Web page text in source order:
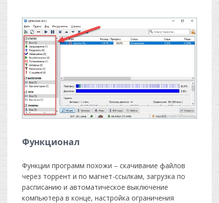
Функционал
Функции программ похожи – скачивание файлов
через торрент и по магнет-ссылкам, загрузка по
расписанию и автоматическое выключение
компьютера в конце, настройка ограничения